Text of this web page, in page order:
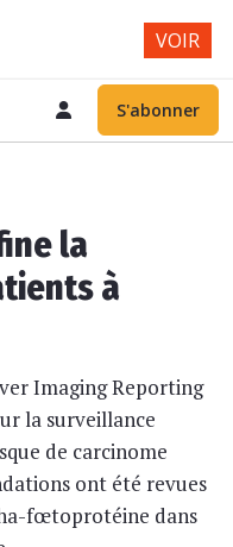
S'abonner
la
à
Imaging Reporting
la surveillance
de carcinome
ont été revues
fœtoprotéine dans
VOIR